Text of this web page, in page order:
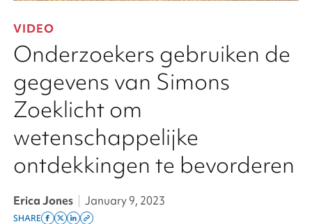
VIDEO
Onderzoekers gebruiken de
gegevens van Simons
Zoeklicht om
wetenschappelijke
ontdekkingen te bevorderen
Erica Jones | January 9, 2023
SHARE